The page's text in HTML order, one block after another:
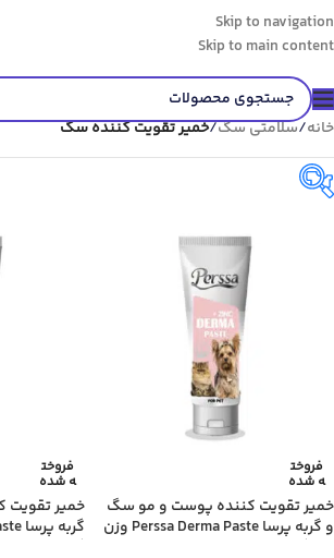
Skip to navigation
Skip to main content
خانه/سلامتی سگ/خمیر تقویت کننده سگ
گونه حیوان
فروخت
ه شده
خمیر تقویت کننده پوست و مو سگ
و گربه پرسا Perssa Derma Paste وزن
فروخت
ه شده
خمیر